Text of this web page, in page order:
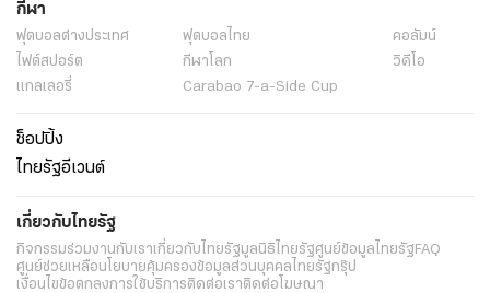
กีฬา
ฟุตบอลต่่างประเทศ ฟุตบอลไทย
คอลัมน์
ไฟต์สปอร์ต
กีฬาโลก
วิดีโอ
แกลเลอรี่
Carabao 7-a-Side Cup
ช็อปปิ้ง
ไทยรัฐอีเวนต์
เกี่ยวกับไทยรัฐ
กิจกรรมร่วมงานกับเราเกี่ยวกับไทยรัฐมูลนิธิไทยรัฐศูนย์ข้อมูลไทยรัฐFAQ
ศูนย์ช่วยเหลือนโยบายคุ้มครองข้อมูลส่วนบุคคลไทยรัฐกรุ๊ป
เงื่อนไขข้อตกลงการใช้บริการติดต่อเราติดต่อโฆษณา